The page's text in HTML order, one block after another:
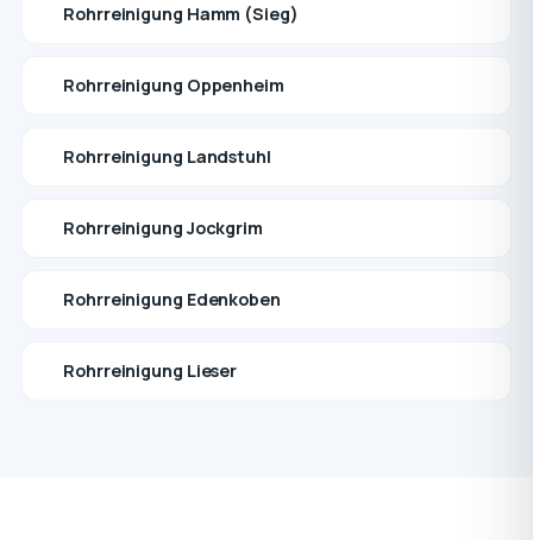
Rohrreinigung Hamm (Sieg)
Rohrreinigung Oppenheim
Rohrreinigung Landstuhl
Rohrreinigung Jockgrim
Rohrreinigung Edenkoben
Rohrreinigung Lieser